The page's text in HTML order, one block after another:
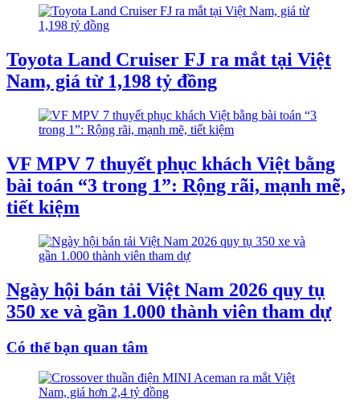
Toyota Land Cruiser FJ ra mắt tại Việt
Nam, giá từ 1,198 tỷ đồng
VF MPV 7 thuyết phục khách Việt bằng
bài toán “3 trong 1”: Rộng rãi, mạnh mẽ,
tiết kiệm
Ngày hội bán tải Việt Nam 2026 quy tụ
350 xe và gần 1.000 thành viên tham dự
Có thể bạn quan tâm